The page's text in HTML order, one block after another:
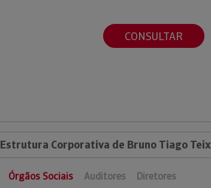
CONSULTAR
Estrutura Corporativa de Bruno Tiago
Órgãos Sociais Auditores Diretores